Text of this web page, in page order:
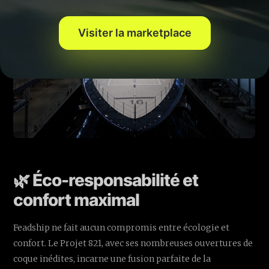
🌿 Éco-responsabilité et
confort maximal
Feadship ne fait aucun compromis entre écologie et
confort. Le Projet 821, avec ses nombreuses ouvertures de
coque inédites, incarne une fusion parfaite de la
Visiter la marketplace